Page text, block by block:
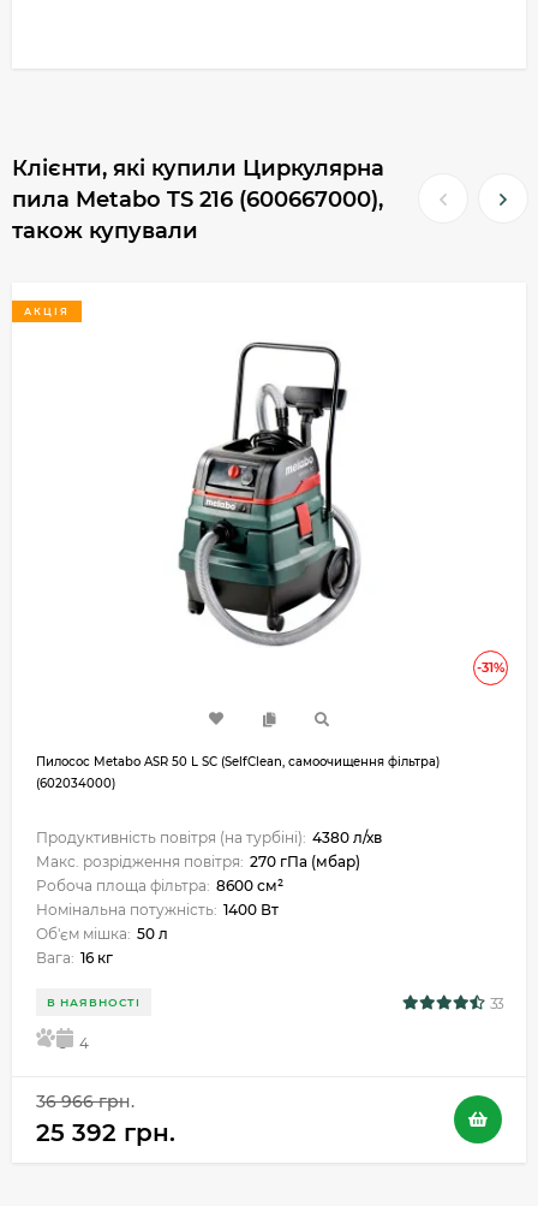
Клієнти, які купили Циркулярна
пила Metabo TS 216 (600667000),
також купували
-31%
АКЦІЯ
Пилосос Metabo ASR 50 L SC (SelfClean, самоочищення фільтра)
(602034000)
Продуктивність повітря (на турбіні): 4380 л/хв
Макс. розрідження повітря: 270 гПа (мбар)
Робоча площа фільтра: 8600 см²
Номінальна потужність: 1400 Вт
Об'єм мішка: 50 л
Вага: 16 кг
В НАЯВНОСТІ 33
4
36 966 грн.
25 392 грн.